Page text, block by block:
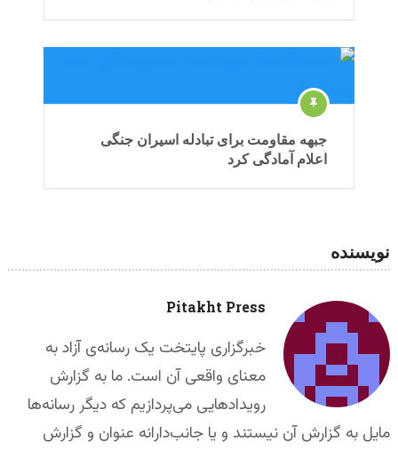
جبهه مقاومت برای تبادله اسیران جنگی
اعلام آمادگی کرد
نویسنده
Pitakht Press
خبرگزاری پایتخت یک رسانه‌ی آزاد به
معنای واقعی آن است. ما به گزارش
رویدادهایی می‌پردازیم که دیگر رسانه‌ها
مایل به گزارش آن نیستند و یا جانب‌دارانه عنوان و گزارش